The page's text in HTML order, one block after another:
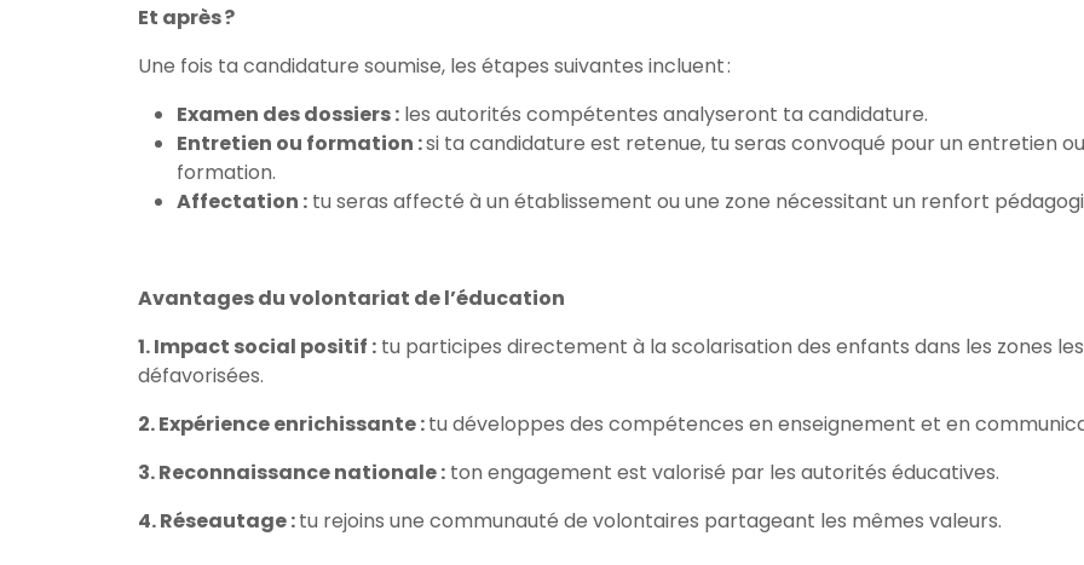
Et après ?
Une fois ta candidature soumise, les étapes suivantes incluent :
Examen des dossiers : les autorités compétentes analyseront ta candidature.
Entretien ou formation :si ta candidature est retenue, tu seras convoqué pour un entretien
formation.
Affectation : tu seras affecté à un établissement ou une zone nécessitant un renfort
Avantages du volontariat de l’éducation
1. Impact social positif : tu participes directement à la scolarisation des enfants dans les zones
défavorisées.
2. Expérience enrichissante :tu développes des compétences en enseignement et en
3. Reconnaissance nationale : ton engagement est valorisé par les autorités éducatives.
4. Réseautage :tu rejoins une communauté de volontaires partageant les mêmes valeurs.